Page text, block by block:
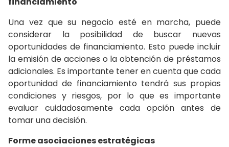
Una vez que su negocio esté en marcha, puede
considerar la posibilidad de buscar nuevas
oportunidades de financiamiento. Esto puede incluir
la emisión de acciones o la obtención de préstamos
adicionales. Es importante tener en cuenta que cada
oportunidad de financiamiento tendrá sus propias
condiciones y riesgos, por lo que es importante
evaluar cuidadosamente cada opción antes de
tomar una decisión.
Forme asociaciones estratégicas